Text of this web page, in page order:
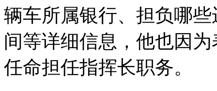
辆车所属银行、担负哪
间等详细信息，他也因
任命担任指挥长职务。